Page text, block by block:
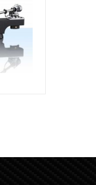
flera
kan
väljas